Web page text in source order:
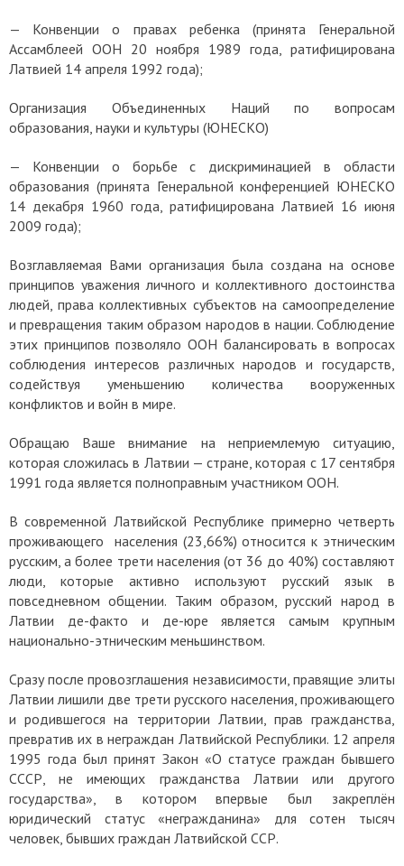
— Конвенции о правах ребенка (принята Генеральной
Ассамблеей ООН 20 ноября 1989 года, ратифицирована
Латвией 14 апреля 1992 года);
Организация Объединенных Наций по вопросам
образования, науки и культуры (ЮНЕСКО)
—
Конвенции о борьбе с дискриминацией в области
образования (принята Генеральной конференцией ЮНЕСКО
14 декабря 1960 года, ратифицирована Латвией 16 июня
2009 года);
Возглавляемая Вами организация была создана на основе
принципов уважения личного и коллективного достоинства
людей, права коллективных субъектов на самоопределение
и превращения таким образом народов в нации. Соблюдение
этих принципов позволяло ООН балансировать в вопросах
соблюдения интересов различных народов и государств,
содействуя уменьшению количества вооруженных
конфликтов и войн в мире.
Обращаю Ваше внимание на неприемлемую ситуацию,
которая сложилась в Латвии — стране, которая с 17 сентября
1991 года является полноправным участником ООН.
В современной Латвийской Республике примерно четверть
проживающего населения (23,66%) относится к этническим
русским, а более трети населения (от 36 до 40%) составляют
люди, которые активно используют русский язык в
повседневном общении. Таким образом, русский народ в
Латвии де-факто и де-юре является самым крупным
национально-этническим меньшинством.
Сразу после провозглашения независимости, правящие элиты
Латвии лишили две трети русского населения, проживающего
и родившегося на территории Латвии, прав гражданства,
превратив их в неграждан Латвийской Республики. 12 апреля
1995 года был принят Закон «О статусе граждан бывшего
СССР, не имеющих гражданства Латвии или другого
государства», в котором впервые был закреплён
юридический статус «негражданина» для сотен тысяч
человек, бывших граждан Латвийской ССР.